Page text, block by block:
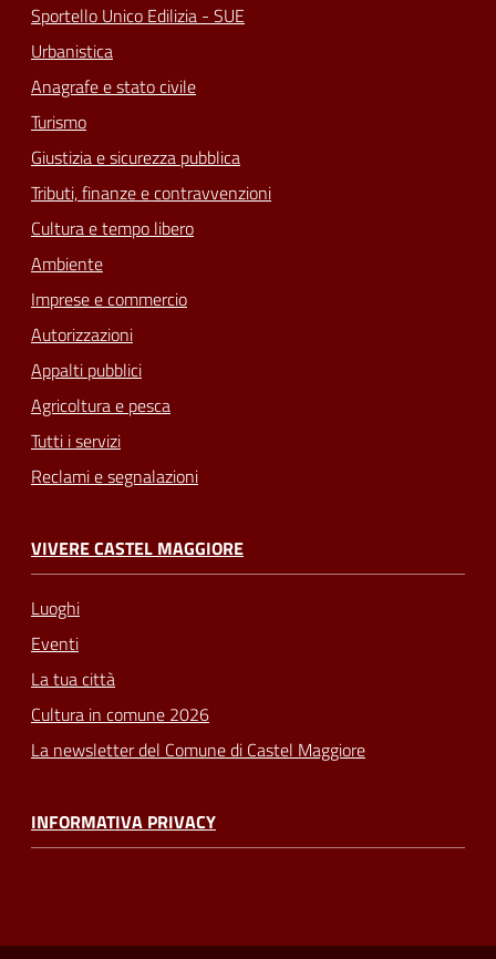
Sportello Unico Edilizia - SUE
Urbanistica
Anagrafe e stato civile
Turismo
Giustizia e sicurezza pubblica
Tributi, finanze e contravvenzioni
Cultura e tempo libero
Ambiente
Imprese e commercio
Autorizzazioni
Appalti pubblici
Agricoltura e pesca
Tutti i servizi
Reclami e segnalazioni
VIVERE CASTEL MAGGIORE
Luoghi
Eventi
La tua città
Cultura in comune 2026
La newsletter del Comune di Castel Maggiore
INFORMATIVA PRIVACY